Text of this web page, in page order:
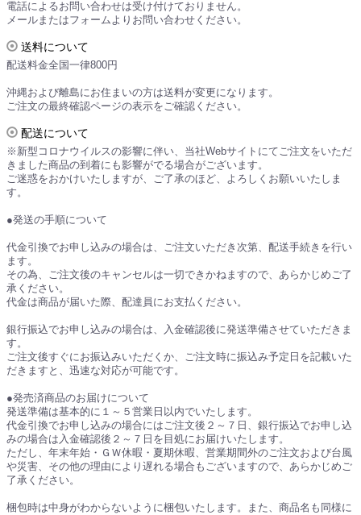
電話によるお問い合わせは受け付けておりません。
メールまたはフォームよりお問い合わせください。
送料について
配送料金全国一律800円
沖縄および離島にお住まいの方は送料が変更になります。
ご注文の最終確認ページの表示をご確認ください。
配送について
※新型コロナウイルスの影響に伴い、当社Webサイトにてご注文をいただ
きました商品の到着にも影響がでる場合がございます。
ご迷惑をおかけいたしますが、ご了承のほど、よろしくお願いいたしま
す。
●発送の手順について
代金引換でお申し込みの場合は、ご注文いただき次第、配送手続きを行い
ます。
その為、ご注文後のキャンセルは一切できかねますので、あらかじめご了
承ください。
代金は商品が届いた際、配達員にお支払ください。
銀行振込でお申し込みの場合は、入金確認後に発送準備させていただきま
す。
ご注文後すぐにお振込みいただくか、ご注文時に振込み予定日を記載いた
だきますと、迅速な対応が可能です。
●発売済商品のお届けについて
発送準備は基本的に１～５営業日以内でいたします。
代金引換でお申し込みの場合にはご注文後２～７日、銀行振込でお申し込
みの場合は入金確認後２～７日を目処にお届けいたします。
ただし、年末年始・ＧＷ休暇・夏期休暇、営業期間外のご注文および台風
や災害、その他の理由により遅れる場合もございますので、あらかじめご
了承ください。
梱包時は中身がわからないように梱包いたします。また、商品名も同様に